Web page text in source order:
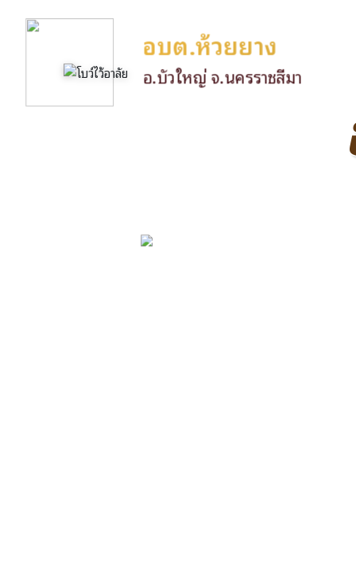
อบต.ห้วยยาง
อ.บัวใหญ่ จ.นครราชสีมา